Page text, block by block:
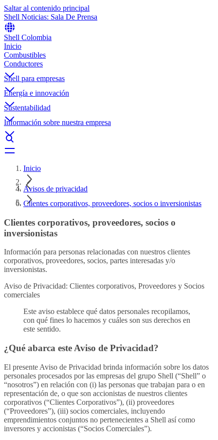
Saltar al contenido principal
Shell Noticias: Sala De Prensa
Shell Colombia
Inicio
Combustibles
Conductores
Shell para empresas
Energía e innovación
Sustentabilidad
Información sobre nuestra empresa
Inicio
Avisos de privacidad
Clientes corporativos, proveedores, socios o inversionistas
Clientes corporativos, proveedores, socios o
inversionistas
Información para personas relacionadas con nuestros clientes
corporativos, proveedores, socios, partes interesadas y/o
inversionistas.
Aviso de Privacidad: Clientes corporativos, Proveedores y Socios
comerciales
Este aviso establece qué datos personales recopilamos,
con qué fines lo hacemos y cuáles son sus derechos en
este sentido.
¿Qué abarca este Aviso de Privacidad?
El presente Aviso de Privacidad brinda información sobre los datos
personales procesados por las empresas del grupo Shell (“Shell” o
“nosotros”) en relación con (i) las personas que trabajan para o en
representación de, o que son accionistas de nuestros clientes
corporativos (“Clientes Corporativos”), (ii) proveedores
(“Proveedores”), (iii) socios comerciales, incluyendo
emprendimientos conjuntos no pertenecientes a Shell así como
inversores y accionistas (“Socios Comerciales”).